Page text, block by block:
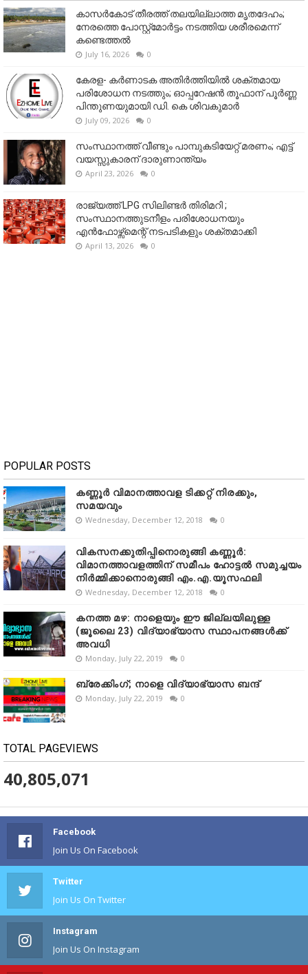
കാസർകോട് തീരത്ത് തലയില്ലാത്ത മൃതദേഹം;
നേരത്തെ പോസ്റ്റ്‌മോർട്ടം നടത്തിയ ശരീരമെന്ന്
കണ്ടെത്തൽ
July 16, 2026 0
കേരള- കർണാടക അതിർത്തിയിൽ ശക്തമായ
പരിശോധന നടത്തും; ഓപ്പറേഷൻ തൂഫാന് പൂർണ്ണ
പിന്തുണയുമായി ഡി. കെ ശിവകുമാർ
July 09, 2026 0
സംസ്ഥാനത്ത് വീണ്ടും പാമ്പുകടിയേറ്റ് മരണം; എട്ട്
വയസ്സുകാരന് ദാരുണാന്ത്യം
April 23, 2026 0
രാജ്യത്ത് LPG സിലിണ്ടർ തിരിമറി ;
സംസ്ഥാനത്തുടനീളം പരിശോധനയും
എൻഫോഴ്സ്മെന്റ് നടപടികളും ശക്തമാക്കി
April 13, 2026 0
POPULAR POSTS
കണ്ണൂർ വിമാനത്താവള ടിക്കറ്റ് നിരക്കും,
സമയവും
Wednesday, December 12, 2018 0
വികസനക്കുതിപ്പിനൊരുങ്ങി കണ്ണൂർ:
വിമാനത്താവളത്തിന് സമീപം ഹോട്ടൽ സമുച്ചയം
നിർമ്മിക്കാനൊരുങ്ങി എം.എ.യൂസഫലി
Wednesday, December 12, 2018 0
കനത്ത മഴ: നാളെയും ഈ ജില്ലയിലുള്ള
(ജൂലൈ 23) വിദ്യാഭ്യാസ സ്ഥാപനങ്ങൾക്ക്
അവധി
Monday, July 22, 2019 0
ബ്രേക്കിംഗ്; നാളെ വിദ്യാഭ്യാസ ബന്ദ്
Monday, July 22, 2019 0
TOTAL PAGEVIEWS
40,805,071
Facebook
Join Us On Facebook
Twitter
Join Us On Twitter
Instagram
Join Us On Instagram